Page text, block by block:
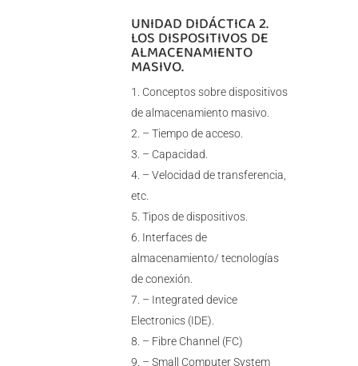
UNIDAD DIDÁCTICA 2.
LOS DISPOSITIVOS DE
ALMACENAMIENTO
MASIVO.
Conceptos sobre dispositivos
de almacenamiento masivo.
– Tiempo de acceso.
– Capacidad.
– Velocidad de transferencia,
etc.
Tipos de dispositivos.
Interfaces de
almacenamiento/ tecnologías
de conexión.
– Integrated device
Electronics (IDE).
– Fibre Channel (FC)
– Small Computer System